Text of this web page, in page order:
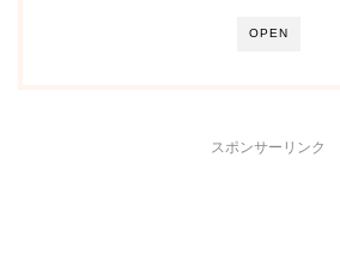
OPEN
スポンサーリンク